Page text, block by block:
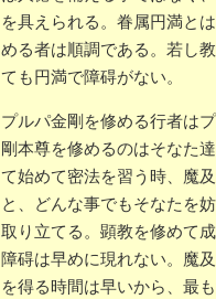
を具えられる。眷属円満と
める者は順調である。若し
ても円満で障碍がない。
プルパ金剛を修める行者は
剛本尊を修めるのはそなた
て始めて密法を習う時、魔
と、どんな事でもそなたを
取り立てる。顕教を修めて
障碍は早めに現れない。魔
を得る時間は早いから、最